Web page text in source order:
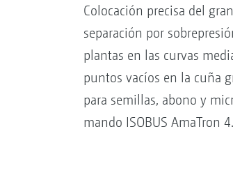
Colocación precisa del
separación por
plantas en las curvas
puntos vacíos en la cuña
para semillas, abono y
mando ISOBUS AmaTron 4.